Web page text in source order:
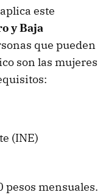
este
y Baja
que pueden
son las mujeres
(INE)
pesos mensuales.